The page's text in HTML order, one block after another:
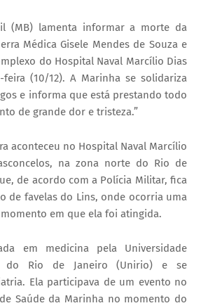
(MB) lamenta informar a morte da
Médica Gisele Mendes de Souza e
do Hospital Naval Marcílio Dias
feira (10/12). A Marinha se solidariza
e informa que está prestando todo
de grande dor e tristeza.”
aconteceu no Hospital Naval Marcílio
na zona norte do Rio de
de acordo com a Polícia Militar, fica
de favelas do Lins, onde ocorria uma
em que ela foi atingida.
em medicina pela Universidade
do Rio de Janeiro (Unirio) e se
Ela participava de um evento no
Saúde da Marinha no momento do